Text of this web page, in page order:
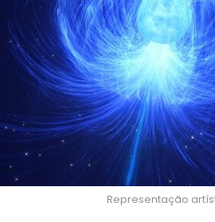
Representação